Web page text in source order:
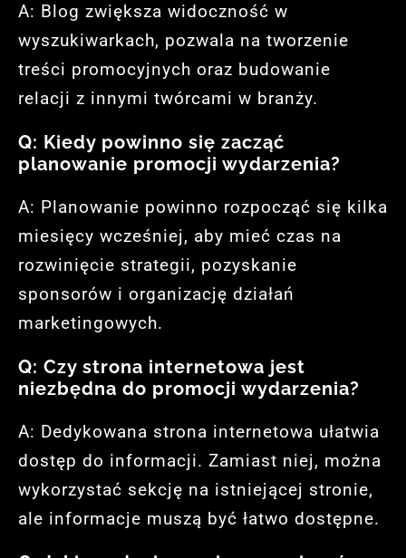
A: Blog zwiększa widoczność w
wyszukiwarkach, pozwala na tworzenie
treści promocyjnych oraz budowanie
relacji z innymi twórcami w branży.
Q: Kiedy powinno się zacząć
planowanie promocji wydarzenia?
A: Planowanie powinno rozpocząć się kilka
miesięcy wcześniej, aby mieć czas na
rozwinięcie strategii, pozyskanie
sponsorów i organizację działań
marketingowych.
Q: Czy strona internetowa jest
niezbędna do promocji wydarzenia?
A: Dedykowana strona internetowa ułatwia
dostęp do informacji. Zamiast niej, można
wykorzystać sekcję na istniejącej stronie,
ale informacje muszą być łatwo dostępne.